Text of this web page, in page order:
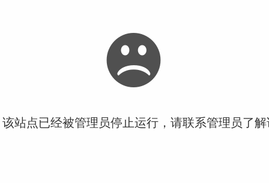
站点已经被管理员停止运行，请联系管理员了